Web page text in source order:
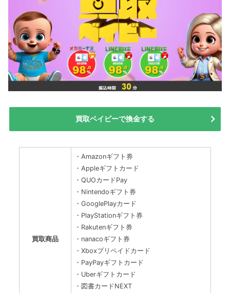
買取ベイビーで換金する
買取商品
・Amazonギフト券
・Appleギフトカード
・QUOカードPay
・Nintendoギフト券
・GooglePlayカード
・PlayStationギフト券
・Rakutenギフト券
・nanacoギフト券
・Xboxプリペイドカード
・PayPayギフトカード
・Uberギフトカード
・図書カードNEXT